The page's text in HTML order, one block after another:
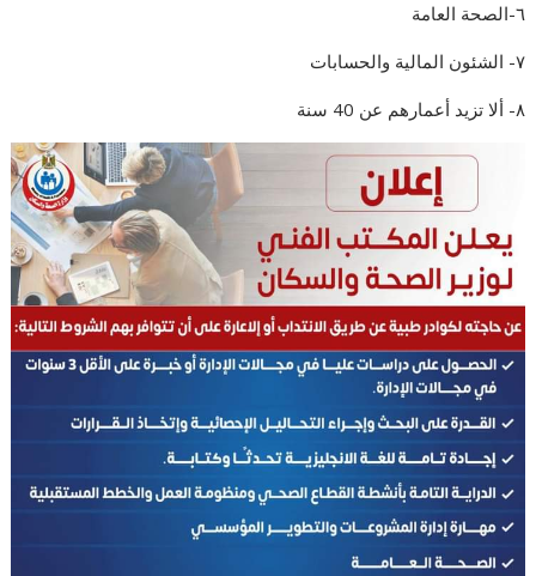
٦-الصحة العامة
٧- الشئون المالية والحسابات
٨- ألا تزيد أعمارهم عن 40 سنة